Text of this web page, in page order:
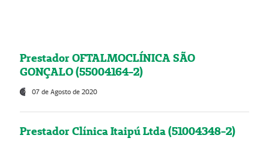
Prestador OFTALMOCLÍNICA SÃO
GONÇALO (55004164-2)
07 de Agosto de 2020
Prestador Clínica Itaipú Ltda (51004348-2)